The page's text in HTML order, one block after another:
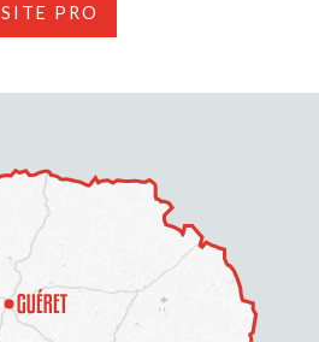
SITE PRO